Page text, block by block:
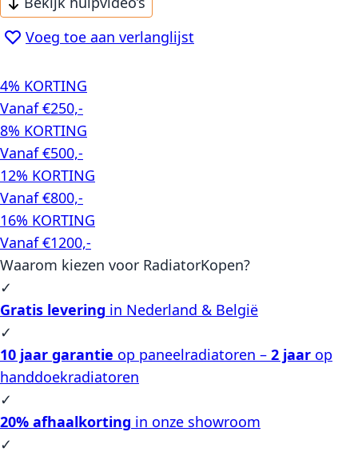
Voeg toe aan verlanglijst
4% KORTING
Vanaf €250,-
8% KORTING
Vanaf €500,-
12% KORTING
Vanaf €800,-
16% KORTING
Vanaf €1200,-
Waarom kiezen voor RadiatorKopen?
✓
Gratis levering in Nederland & België
✓
10 jaar garantie op paneelradiatoren – 2 jaar op
handdoekradiatoren
✓
20% afhaalkorting in onze showroom
✓